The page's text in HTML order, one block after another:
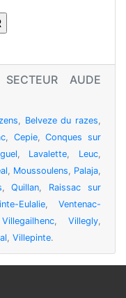
AUDE
, Belveze du razes,
, Cepie,Conques sur
, Lavalette, Leuc,
, Moussoulens, Palaja,
,Quillan, Raissac sur
Eulalie, Ventenac-
Villegailhenc, Villegly,
, Villepinte.